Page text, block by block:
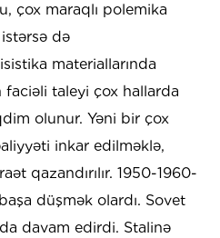
çox maraqlı polemika
də
materiallarında
faciəli taleyi çox hallarda
olunur. Yəni bir çox
inkar edilməklə,
qazandırılır. 1950-1960-
düşmək olardı. Sovet
davam edirdi. Stalinə